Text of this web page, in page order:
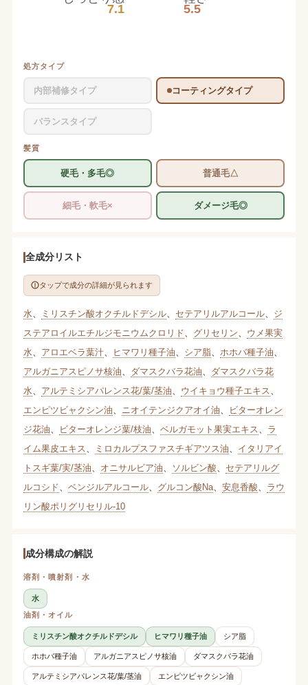
5.5
7.1
処方タイプ
内部補修タイプ コーティングタイプ
バランスタイプ
髪質
硬毛・多毛◎ 普通毛△
細毛・軟毛× ダメージ毛◎
全成分リスト
タップで成分の詳細が見られます
水 ミリスチン酸オクチルドデシル、 セテアリルアルコール、 ジ
ステアロイルエチルジモニウムクロリド
グリセリン
ウメ果実
水
アロエベラ葉汁、 ヒマワリ種子油 シア脂、 ホホバ種子油
アルガニアスピノサ核油
ダマスクバラ花油
ダマスクバラ花
水
アルテミシアパレンス花/葉/茎油 ウイキョウ種子エキス
エンピツビャクシン油
ニオイテンジクアオイ油
ビターオレン
ジ花油
ビターオレンジ葉/枝油 ベルガモット果実エキス
ラ
イム果皮エキス
ミロカルプスファスチギアツス油
イタリアイ
トスギ葉/実/茎油
オニサルビア油 ソルビン酸
セテアリルグ
ルコシド
ベンジルアルコール、 グルコン酸Na、 安息香酸
ラウ
リン酸ポリグリセリル-10
成分構成の解説
溶剤・噴射剤・水
水
油剤・オイル
ミリスチン酸オクチルドデシル ヒマワリ種子油 シア脂
ホホバ種子油 アルガニアスピノサ核油 ダマスクバラ花油
アルテミシアパレンス花/葉/茎油 エンピツビャクシン油